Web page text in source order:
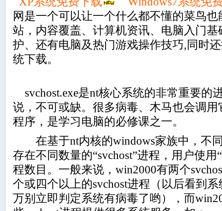
网是一个可以让一个什么都不懂的菜鸟
站，内容覆盖、计算机资讯、电脑入门
护、还有电脑及热门游戏操作技巧,同时
统下载。
svchost.exe是nt核心系统的非常重要的
说，不可或缺。很多病毒、木马也会调
程序，是学习电脑的必修课之一。
在基于nt内核的windows家族中，不
存在不同数量的“svchost”进程，用户使
程数目。一般来说，win2000有两个
个或四个以上的svchost进程（以后看到
万别立即判定系统有病毒了哟），而